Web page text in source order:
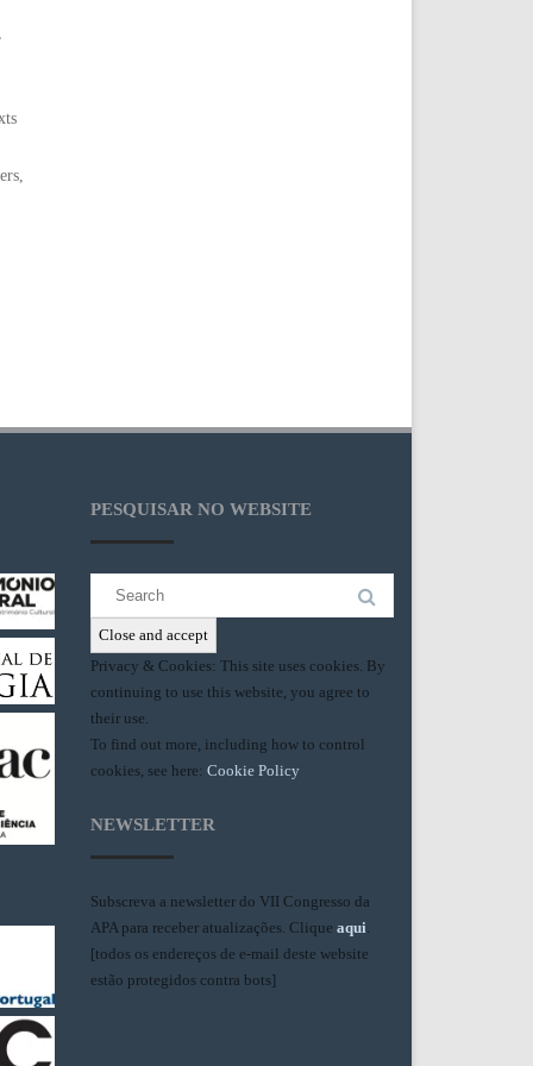
PESQUISAR NO WEBSITE
Search
Privacy & Cookies: This site uses cookies. By
continuing to use this website, you agree to
their use.
To find out more, including how to control
cookies, see here: Cookie Policy
NEWSLETTER
Subscreva a newsletter do VII Congresso da
APA para receber atualizações. Clique aqui.
[todos os endereços de e-mail deste website
estão protegidos contra bots]